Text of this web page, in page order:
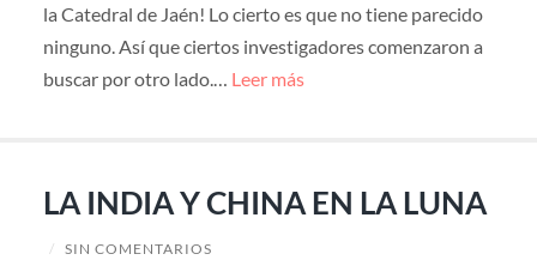
la Catedral de Jaén! Lo cierto es que no tiene parecido
ninguno. Así que ciertos investigadores comenzaron a
buscar por otro lado.… Leer más
LA INDIA Y CHINA EN LA LUNA
/ SIN COMENTARIOS